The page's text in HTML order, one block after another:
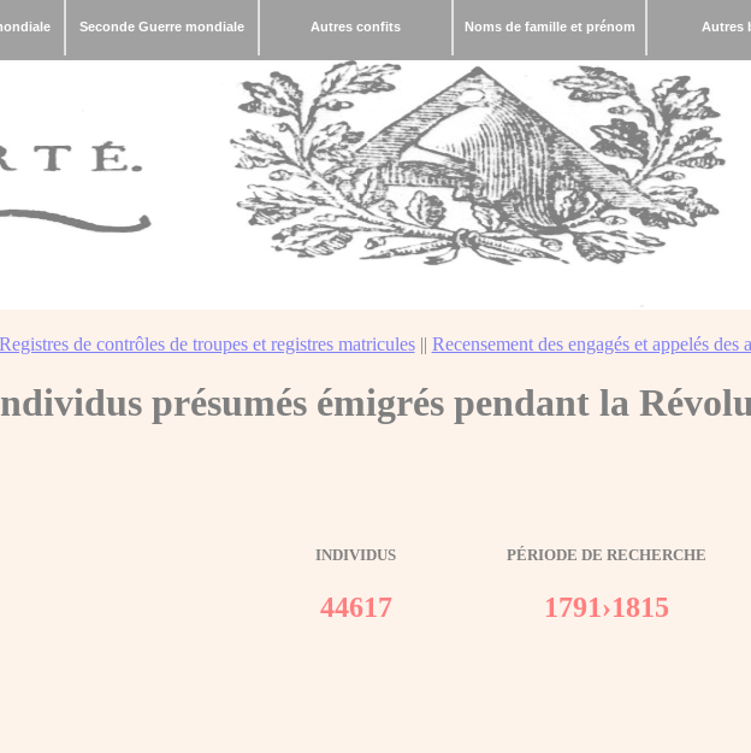
Seconde Guerre mondiale Autres confits Noms de famille et prénom Autres
Registres de contrôles de troupes et registres matricules|| Recensement des engagés et appelés des
présumés émigrés pendant la
INDIVIDUS
44617
PÉRIODE DE RECHERCHE
1791›1815